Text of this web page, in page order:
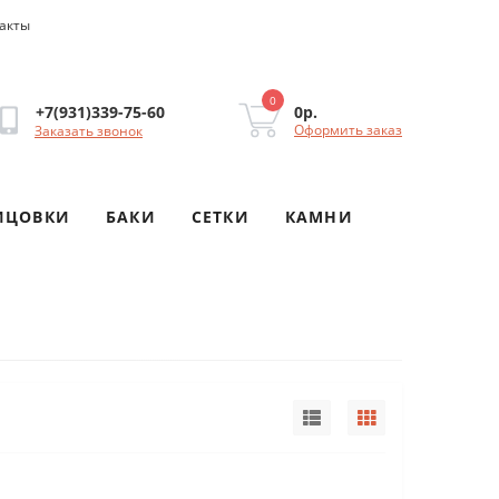
+7(931)339-75-60
Заказать звонок
0
0р.
Оформить заказ
БАКИ СЕТКИ КАМНИ